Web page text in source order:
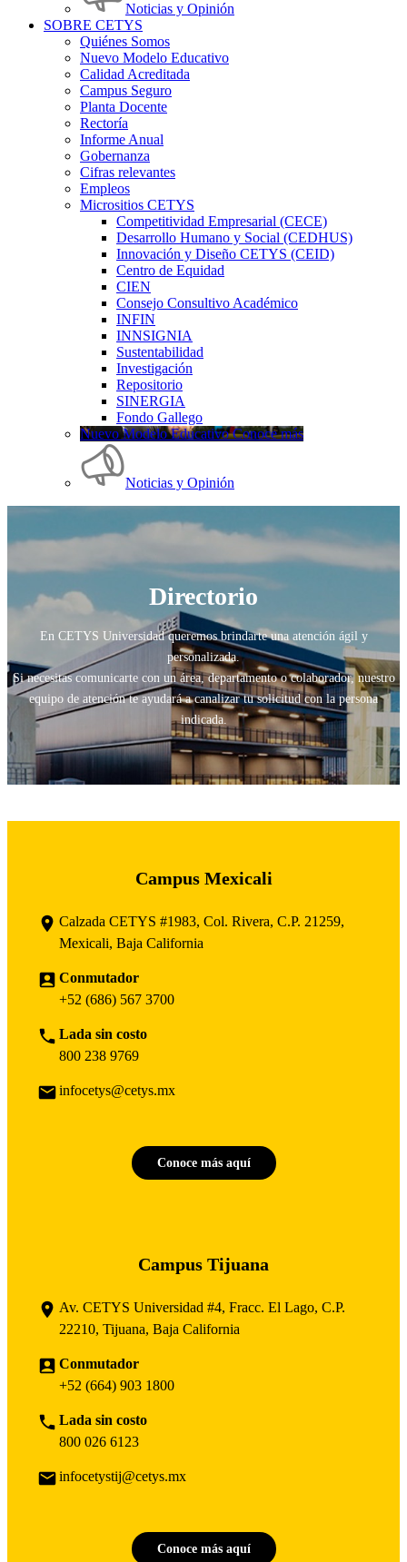
Noticias y Opinión
SOBRE CETYS
Quiénes Somos
Nuevo Modelo Educativo
Calidad Acreditada
Campus Seguro
Planta Docente
Rectoría
Informe Anual
Gobernanza
Cifras relevantes
Empleos
Micrositios CETYS
Competitividad Empresarial (CECE)
Desarrollo Humano y Social (CEDHUS)
Innovación y Diseño CETYS (CEID)
Centro de Equidad
CIEN
Consejo Consultivo Académico
INFIN
INNSIGNIA
Sustentabilidad
Investigación
Repositorio
SINERGIA
Fondo Gallego
Nuevo Modelo Educativo Conoce más
Noticias y Opinión
Directorio
En CETYS Universidad queremos brindarte una atención ágil y
personalizada.
Si necesitas comunicarte con un área, departamento o colaborador, nuestro
equipo de atención te ayudará a canalizar tu solicitud con la persona
indicada.
Campus Mexicali
Calzada CETYS #1983, Col. Rivera, C.P. 21259,
Mexicali, Baja California
Conmutador
+52 (686) 567 3700
Lada sin costo
800 238 9769
infocetys@cetys.mx
Conoce más aquí
Campus Tijuana
Av. CETYS Universidad #4, Fracc. El Lago, C.P.
22210, Tijuana, Baja California
Conmutador
+52 (664) 903 1800
Lada sin costo
800 026 6123
infocetystij@cetys.mx
Conoce más aquí